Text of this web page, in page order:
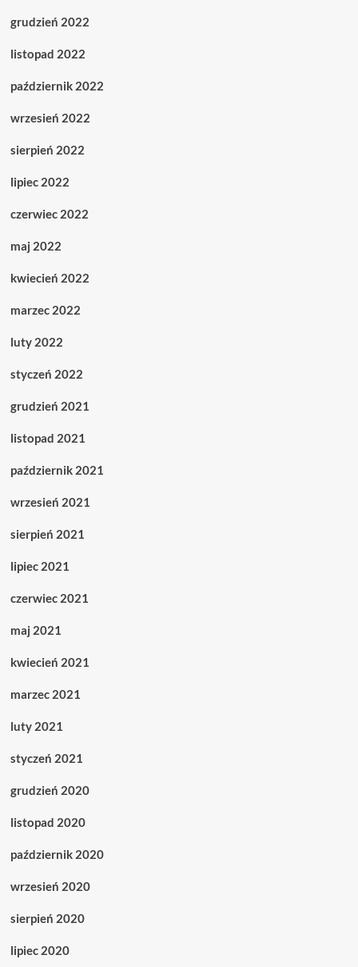
grudzień 2022
listopad 2022
październik 2022
wrzesień 2022
sierpień 2022
lipiec 2022
czerwiec 2022
maj 2022
kwiecień 2022
marzec 2022
luty 2022
styczeń 2022
grudzień 2021
listopad 2021
październik 2021
wrzesień 2021
sierpień 2021
lipiec 2021
czerwiec 2021
maj 2021
kwiecień 2021
marzec 2021
luty 2021
styczeń 2021
grudzień 2020
listopad 2020
październik 2020
wrzesień 2020
sierpień 2020
lipiec 2020